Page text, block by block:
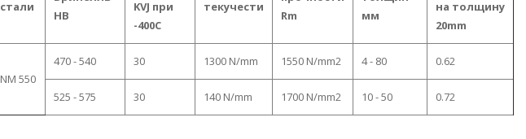
стали
HB
KVJ при
-400C
текучести
Rm
мм
на толщину
20mm
NM 550
470 - 540 30 1300 N/mm 1550 N/mm2 4 - 80 0.62
525 - 575 30 140 N/mm 1700 N/mm2 10 - 50 0.72